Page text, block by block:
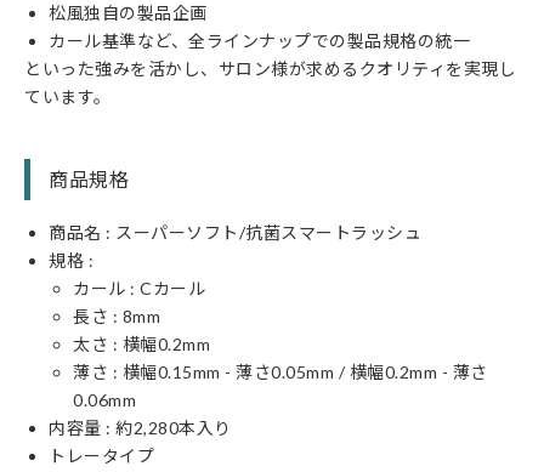
松風独自の製品企画
カール基準など、全ラインナップでの製品規格の統一
といった強みを活かし、サロン様が求めるクオリティを実現し
ています。
商品規格
商品名 : スーパーソフト/抗菌スマートラッシュ
規格 :
カール : Cカール
長さ : 8mm
太さ : 横幅0.2mm
薄さ : 横幅0.15mm - 薄さ0.05mm / 横幅0.2mm - 薄さ
0.06mm
内容量 : 約2,280本入り
トレータイプ